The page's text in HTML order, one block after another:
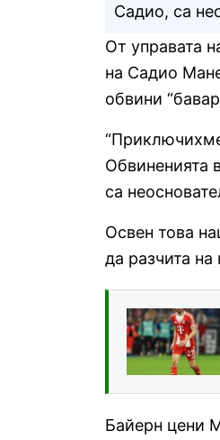
Садио, са
От управата
на Садио
обвини
Обвиненията
са
Освен това
да разчита на
Байерн цени